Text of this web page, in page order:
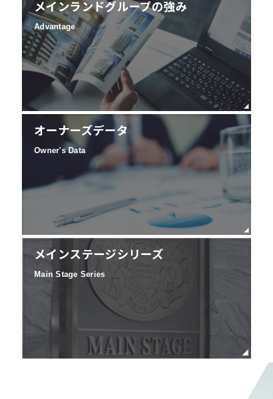
メインランドグループの強み
Advantage
オーナーズデータ
Owner's Data
メインステージシリーズ
Main Stage Series